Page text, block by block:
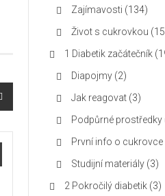
Zajímavosti (134)
Život s cukrovkou
1 Diabetik začátečník
Diapojmy (2)
Jak reagovat (3)
Podpůrné prostředky
První info o cukrovce
Studijní materiály (3)
2 Pokročilý diabetik (3)